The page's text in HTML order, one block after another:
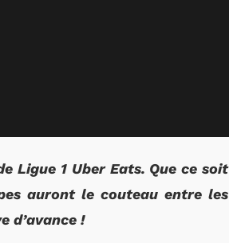
Ligue 1 Uber Eats. Que ce soit
auront le couteau entre les
d’avance !